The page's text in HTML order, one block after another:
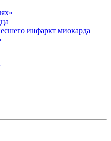
инфаркт миокарда